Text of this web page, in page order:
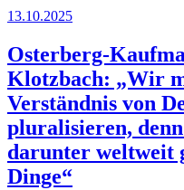
13.10.2025
Osterberg-
Klotzbach: „Wir
Verständnis von
pluralisieren,
darunter weltweit
Dinge“